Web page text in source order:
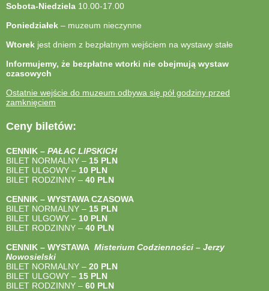
Sobota-Niedziela 10.00-17.00
Poniedziałek – muzeum nieczynne
Wtorek jest dniem z bezpłatnym wejściem na wystawy stałe
Informujemy, że bezpłatne wtorki nie obejmują wystaw
czasowych
Ostatnie wejście do muzeum odbywa się pół godziny przed
zamknięciem
Ceny biletów:
CENNIK – PAŁAC LIPSKICH
BILET NORMALNY – 15 PLN
BILET ULGOWY – 10 PLN
BILET RODZINNY – 40 PLN
CENNIK – WYSTAWA CZASOWA
BILET NORMALNY – 15 PLN
BILET ULGOWY – 10 PLN
BILET RODZINNY – 40 PLN
CENNIK – WYSTAWA Misterium Codzienności – Jerzy
Nowosielski
BILET NORMALNY – 20 PLN
BILET ULGOWY – 15 PLN
BILET RODZINNY – 60 PLN